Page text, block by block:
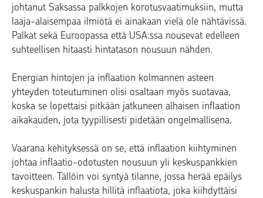
johtanut Saksassa palkkojen korotusvaatimuksiin, mutta
laaja-alaisempaa ilmiötä ei ainakaan vielä ole nähtävissä.
Palkat sekä Euroopassa että USA:ssa nousevat edelleen
suhteellisen hitaasti hintatason nousuun nähden.
Energian hintojen ja inflaation kolmannen asteen
yhteyden toteutuminen olisi osaltaan myös suotavaa,
koska se lopettaisi pitkään jatkuneen alhaisen inflaation
aikakauden, jota tyypillisesti pidetään ongelmallisena.
Vaarana kehityksessä on se, että inflaation kiihtyminen
johtaa inflaatio-odotusten nousuun yli keskuspankkien
tavoitteen. Tällöin voi syntyä tilanne, jossa herää epäilys
keskuspankin halusta hillitä inflaatiota, joka kiihdyttäisi